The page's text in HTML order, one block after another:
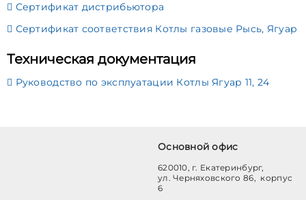
Сертификат дистрибьютора
Сертификат соответствия Котлы газовые Рысь, Ягуар
Техническая документация
Руководство по эксплуатации Котлы Ягуар 11, 24
Основной офис
620010, г. Екатеринбург,
ул. Черняховского 86, корпус
6